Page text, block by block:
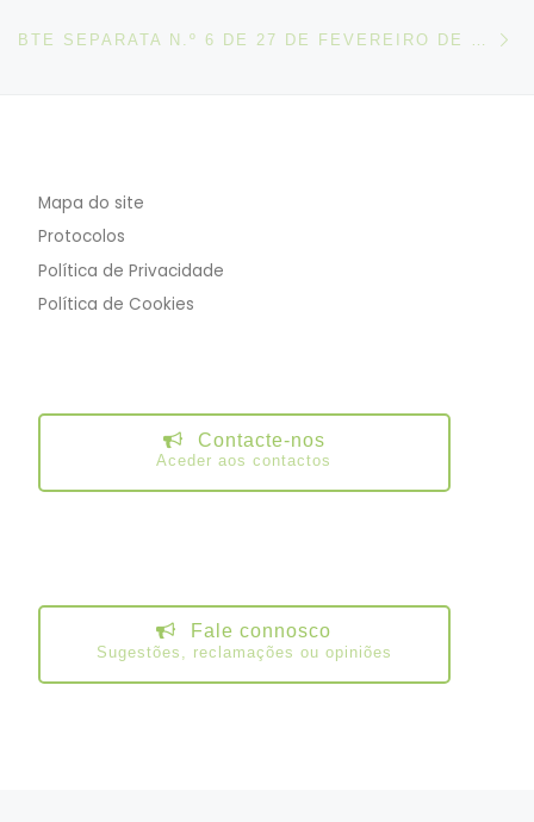
Mapa do site
Protocolos
Política de Privacidade
Política de Cookies
Contacte-nos
Aceder aos contactos
Fale connosco
Sugestões, reclamações ou opiniões